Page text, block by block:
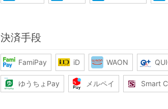
決済手段
FamiPay iD WAON
ゆうちょPay メルペイ Smart